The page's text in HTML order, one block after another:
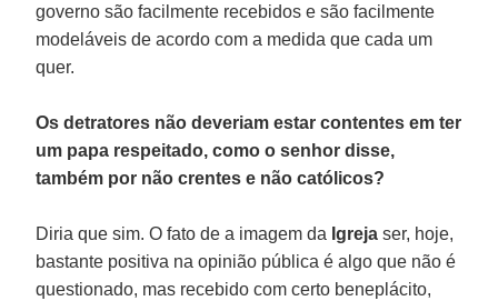
governo são facilmente recebidos e são facilmente
modeláveis de acordo com a medida que cada um
quer.
Os detratores não deveriam estar contentes em ter
um papa respeitado, como o senhor disse,
também por não crentes e não católicos?
Diria que sim. O fato de a imagem da Igreja ser, hoje,
bastante positiva na opinião pública é algo que não é
questionado, mas recebido com certo beneplácito,